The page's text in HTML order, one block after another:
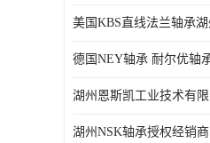
湖州NSK轴承授权经销商